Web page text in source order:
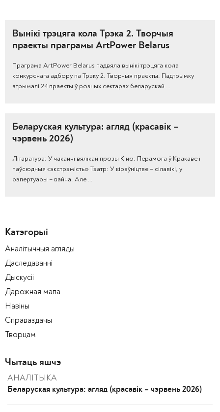
Вынікі трэцяга кола Трэка 2. Творчыя
праекты праграмы ArtPower Belarus
Праграма ArtPower Belarus падвяла вынікі трэцяга кола
конкурснага адбору па Трэку 2. Творчыя праекты. Падтрымку
атрымалі 24 праекты ў розных сектарах беларускай …
Беларуская культура: агляд (красавік –
чэрвень 2026)
Літаратура: У чаканні вялікай прозы Кіно: Перамога ў Кракаве і
паўсюдныя «экстрэмісты» Тэатр: У кіраўніцтве – сілавікі, у
рэпертуары – вайна. Але …
Катэгорыі
Аналітычныя агляды
Даследаванні
Дыскусіі
Дарожная мапа
Навіны
Справаздачы
Творцам
Чытаць яшчэ
АНАЛІТЫКА
Беларуская культура: агляд (красавік – чэрвень 2026)